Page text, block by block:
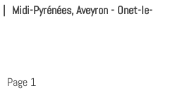
| Midi-Pyrénées, Aveyron - Onet-le-
Page 1